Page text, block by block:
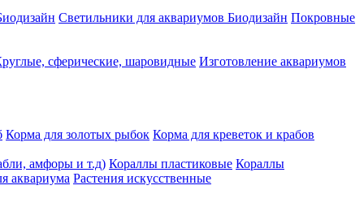
Светильники для аквариумов Биодизайн Покровные
сферические, шаровидные Изготовление аквариумов
Корма для золотых рыбок Корма для креветок и крабов
амфоры и т.д) Кораллы пластиковые Кораллы
аквариума Растения искусственные